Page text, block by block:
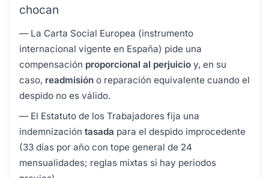
chocan
— La Carta Social Europea (instrumento
internacional vigente en España) pide una
compensación proporcional al perjuicio y, en su
caso, readmisión o reparación equivalente cuando el
despido no es válido.
— El Estatuto de los Trabajadores fija una
indemnización tasada para el despido improcedente
(33 días por año con tope general de 24
mensualidades; reglas mixtas si hay periodos